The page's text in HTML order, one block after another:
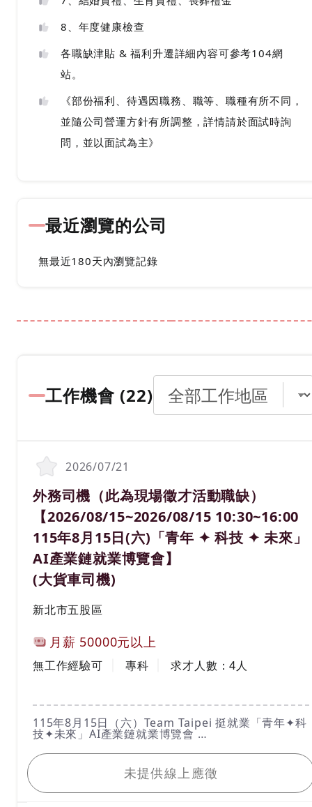
8、年度健康檢查
各職缺津貼 & 福利升遷詳細內容可參考104網
站。
《部份福利、待遇因職務、職等、職種有所不同，
並隨公司營運方針有所調整，詳情請於面試時詢
問，並以面試為主》
最近瀏覽的公司
無最近180天內瀏覽記錄
工作機會 (22)
2026/07/21
職務名稱(職業類別)
外務司機（此為現場徵才活動職缺）
【2026/08/15~2026/08/15 10:30~16:00
115年8月15日(六)「青年 ✦ 科技 ✦ 未來」
AI產業鏈就業博覽會】
(大貨車司機)
新北市五股區
月薪 50000元以上
工作經驗
無工作經驗可
學歷
專科 求才人數：4人
工作內容
115年8月15日（六）Team Taipei 挺就業「青年✦科
技✦未來」AI產業鏈就業博覽會
活動時間：115年8月15日（六）10：30 ～16：
00（請於１５：３０前入場）
活動地點：圓山花博爭艷館（臺北市中山區玉門街1
洽詢電話：02-2338-0277
我要應徵
未提供線上應徵